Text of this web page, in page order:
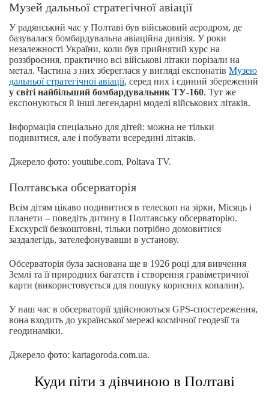
Музей дальньої стратегічної авіації
У радянський час у Полтаві був військовий аеродром, де
базувалася бомбардувальна авіаційна дивізія. У роки
незалежності України, коли був прийнятий курс на
роззброєння, практично всі військові літаки порізали на
метал. Частина з них збереглася у вигляді експонатів Музею
дальньої стратегічної авіації, серед них і єдиний збережений
у світі найбільший бомбардувальник ТУ-160. Тут же
експонуються й інші легендарні моделі військових літаків.
Інформація спеціально для дітей: можна не тільки
подивитися, але і побувати всередині літаків.
Джерело фото: youtube.com, Poltava TV.
Полтавська обсерваторія
Всім дітям цікаво подивитися в телескоп на зірки, Місяць і
планети – поведіть дитину в Полтавську обсерваторію.
Екскурсії безкоштовні, тільки потрібно домовитися
заздалегідь, зателефонувавши в установу.
Обсерваторія була заснована ще в 1926 році для вивчення
Землі та її природних багатств і створення гравіметричної
карти (використовується для пошуку корисних копалин).
У наш час в обсерваторії здійснюються GPS-спостереження,
вона входить до української мережі космічної геодезії та
геодинаміки.
Джерело фото: kartagoroda.com.ua.
Куди піти з дівчиною в Полтаві